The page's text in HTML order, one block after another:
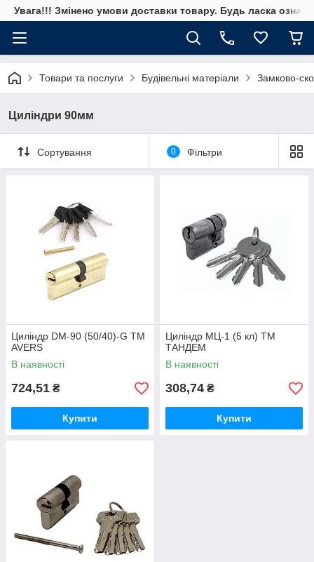
Увага!!! Змінено умови доставки товару. Будь ласка
Товари та послуги Будівельні матеріали Замково-
Циліндри 90мм
Сортування 0 Фільтри
Циліндр DM-90 (50/40)-G ТМ
AVERS
В наявності
724,51 ₴
Купити
Циліндр МЦ-1 (5 кл) ТМ
ТАНДЕМ
В наявності
308,74 ₴
Купити